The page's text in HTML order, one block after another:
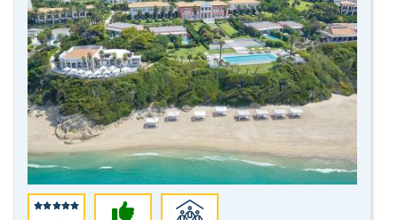
5
Sterne
99%
Empfehlung
Für
Alle
Highlights:
Wellness
Kulinarik
Clubanlage
7 Nächte
Frühstück
p. P.